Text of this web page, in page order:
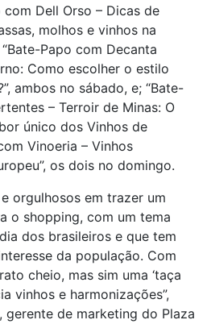
Dell Orso – Dicas de
molhos e vinhos na
Papo com Decanta
Como escolher o estilo
ambos no sábado, e; “Bate-
– Terroir de Minas: O
único dos Vinhos de
Vinoeria – Vinhos
os dois no domingo.
orgulhosos em trazer um
o shopping, com um tema
dos brasileiros e que tem
da população. Com
cheio, mas sim uma ‘taça
vinhos e harmonizações”,
gerente de marketing do Plaza